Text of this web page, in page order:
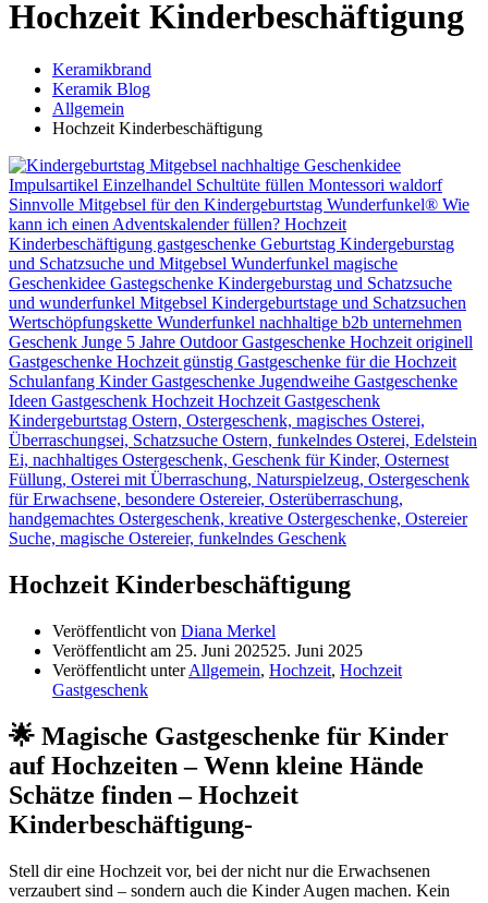
Hochzeit Kinderbeschäftigung
Keramikbrand
Keramik Blog
Allgemein
Hochzeit Kinderbeschäftigung
Hochzeit Kinderbeschäftigung
Veröffentlicht von Diana Merkel
Veröffentlicht am 25. Juni 202525. Juni 2025
Veröffentlicht unterAllgemein, Hochzeit, Hochzeit
Gastgeschenk
🌟 Magische Gastgeschenke für Kinder
auf Hochzeiten – Wenn kleine Hände
Schätze finden – Hochzeit
Kinderbeschäftigung-
Stell dir eine Hochzeit vor, bei der nicht nur die Erwachsenen
verzaubert sind – sondern auch die Kinder Augen machen. Kein